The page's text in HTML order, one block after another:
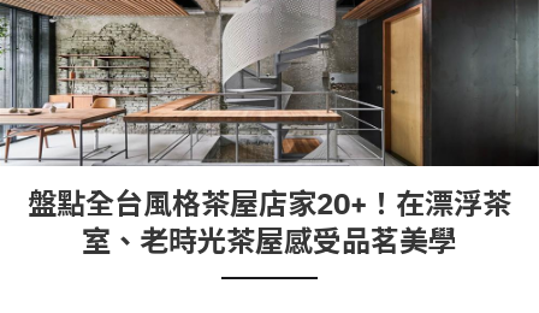
盤點全台風格茶屋店家20+！在漂浮茶
室、老時光茶屋感受品茗美學